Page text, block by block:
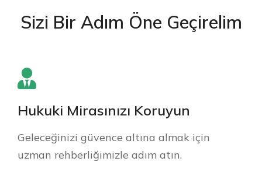
Sizi Bir Adım Öne Geçirelim
Hukuki Mirasınızı Koruyun
Geleceğinizi güvence altına almak için
uzman rehberliğimizle adım atın.